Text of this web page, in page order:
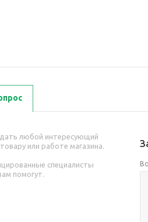
любой интересующий
или работе магазина.
специалисты
помогут.